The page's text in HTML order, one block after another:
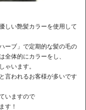
しい艶髪カラーを使用して
ーブ」で定期的な髪の毛の
全体的にカラーをし、
ゃいます。
言われるお客様が多いです
いますので
す！